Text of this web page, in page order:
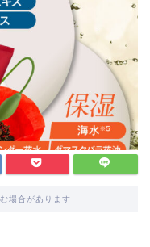
場合があります